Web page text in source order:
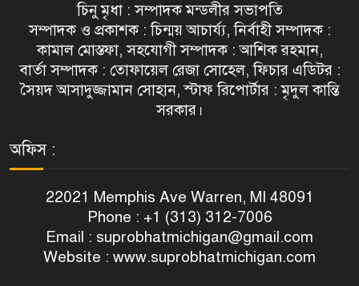
চিনু মৃধা : সম্পাদক মন্ডলীর সভাপতি
সম্পাদক ও প্রকাশক : চিন্ময় আচার্য্য, নির্বাহী সম্পাদক :
কামাল মোস্তফা, সহযোগী সম্পাদক : আশিক রহমান,
বার্তা সম্পাদক : তোফায়েল রেজা সোহেল, ফিচার এডিটর :
সৈয়দ আসাদুজ্জামান সোহান, স্টাফ রিপোর্টার : মৃদুল কান্তি
সরকার।
অফিস :
22021 Memphis Ave Warren, MI 48091
Phone : +1 (313) 312-7006
Email : suprobhatmichigan@gmail.com
Website : www.suprobhatmichigan.com